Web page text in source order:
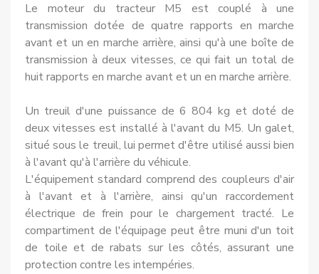
Le moteur du tracteur M5 est cou­plé à une
transmission dotée de qua­tre rapports en marche
avant et un en marche arrière, ainsi qu'à une boîte de
transmission à deux vitesses, ce qui fait un total de
huit rapports en marche avant et un en marche arrière.
Un treuil d'une puissance de 6 804 kg et doté de
deux vitesses est installé à l'avant du M5. Un galet,
situé sous le treuil, lui permet d'être utilisé aussi bien
à l'avant qu'à l'arrière du véhicule.
L'équipement standard comprend des coupleurs d'air
à l'avant et à l'arrière, ainsi qu'un raccordement
électrique de frein pour le charge­ment tracté. Le
compartiment de l'équipage peut être muni d'un toit
de toile et de rabats sur les côtés, assurant une
protection contre les intempéries.